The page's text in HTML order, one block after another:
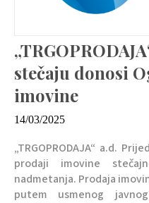
stečaju donosi
imovine
14/03/2025
„TRGOPRODAJA“ a.d.
prodaji imovine
nadmetanja. Prodaja
putem usmenog